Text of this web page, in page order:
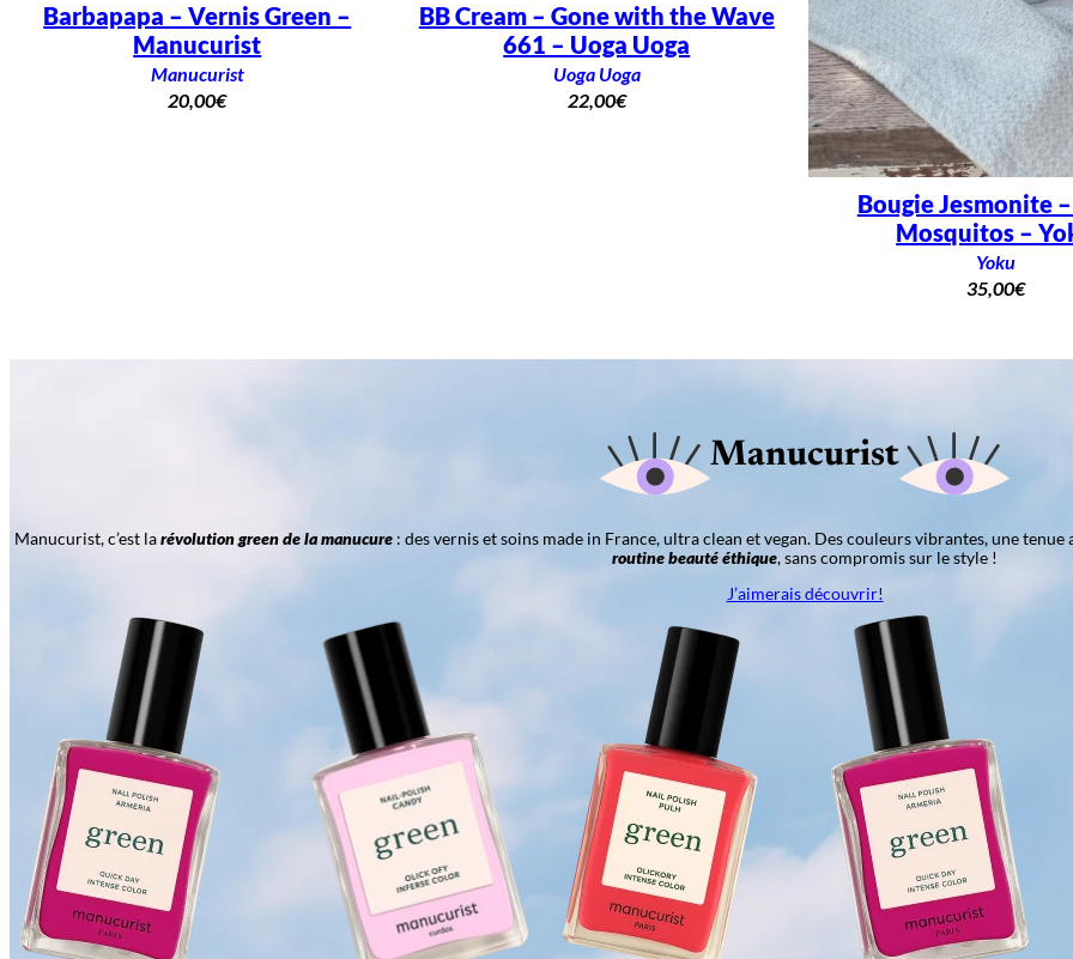
Barbapapa – Vernis Green –
Manucurist
Manucurist
20,00€
BB Cream – Gone with the Wave
661 – Uoga Uoga
Uoga Uoga
22,00€
Bougie Jesmonite
Mosquitos –
Yoku
35,00€
Manucurist
Manucurist, c’est larévolution green de la manucure: des vernis et soins made in France, ultra clean et vegan. Des couleurs vibrantes, une tenue
routine beauté éthique, sans compromis sur le style !
J’aimerais découvrir!